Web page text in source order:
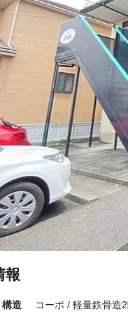
報
造 コーポ / 軽量鉄骨造